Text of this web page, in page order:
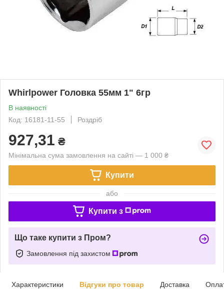
Whirlpower Головка 55мм 1" 6гр
В наявності
Код: 16181-11-55
Роздріб
927,31 ₴
Мінімальна сума замовлення на сайті — 1 000 ₴
Купити
або
Купити з
Що таке купити з Пром?
Замовлення під захистом
Характеристики Відгуки про товар Доставка